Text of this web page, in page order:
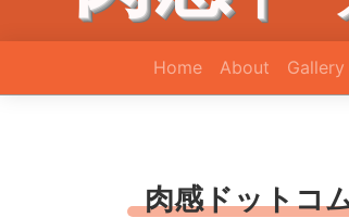
Home About Gallery
肉感ドットコ